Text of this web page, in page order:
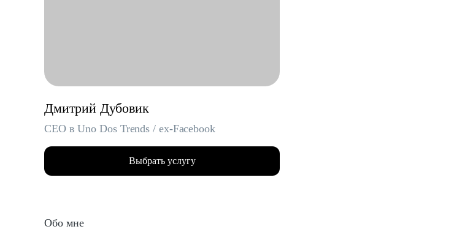
Дмитрий Дубовик
CEO в Uno Dos Trends / ex-Facebook
Выбрать услугу
Обо мне